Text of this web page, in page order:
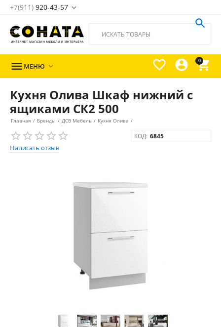
+7(911) 920-43-57 
0




 МЕНЮ 
Кухня Олива Шкаф нижний с
ящиками СК2 500
Главная / Бренды / ДСВ Мебель / Кухня Олива /
Написать отзыв
КОД: 6845